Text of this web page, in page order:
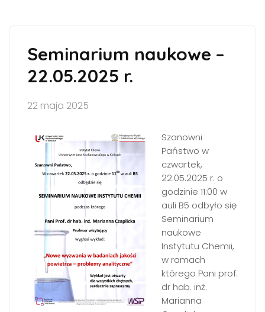
Seminarium naukowe –
22.05.2025 r.
22 maja 2025
Szanowni
Państwo w
czwartek,
22.05.2025 r. o
godzinie 11:00 w
auli B5 odbyło się
Seminarium
naukowe
Instytutu Chemii,
w ramach
którego Pani prof.
dr hab. inż.
Marianna